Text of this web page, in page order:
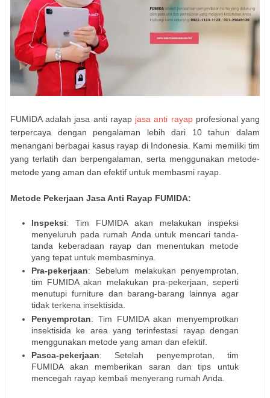
FUMIDA adalah jasa anti rayap jasa anti rayapprofesional yang
terpercaya dengan pengalaman lebih dari 10 tahun dalam
menangani berbagai kasus rayap di Indonesia. Kami memiliki tim
yang terlatih dan berpengalaman, serta menggunakan metode-
metode yang aman dan efektif untuk membasmi rayap.
Metode Pekerjaan Jasa Anti Rayap FUMIDA:
Inspeksi: Tim FUMIDA akan melakukan inspeksi
menyeluruh pada rumah Anda untuk mencari tanda-
tanda keberadaan rayap dan menentukan metode
yang tepat untuk membasminya.
Pra-pekerjaan: Sebelum melakukan penyemprotan,
tim FUMIDA akan melakukan pra-pekerjaan, seperti
menutupi furniture dan barang-barang lainnya agar
tidak terkena insektisida.
Penyemprotan: Tim FUMIDA akan menyemprotkan
insektisida ke area yang terinfestasi rayap dengan
menggunakan metode yang aman dan efektif.
Pasca-pekerjaan: Setelah penyemprotan, tim
FUMIDA akan memberikan saran dan tips untuk
mencegah rayap kembali menyerang rumah Anda.